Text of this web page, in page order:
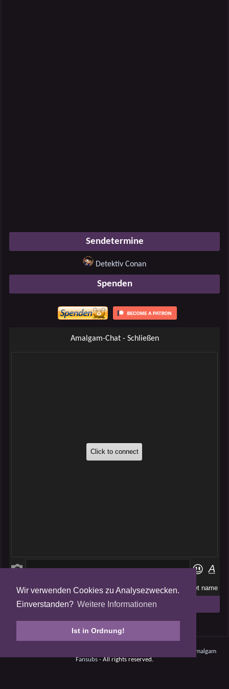
Wir verwenden Cookies zu Analysezwecken.
Einverstanden? Weitere Informationen
Ist in Ordnung!
Sendetermine
Detektiv Conan
Spenden
Amalgam-Chat - Schließen
Folge uns auf
Tweets by AmalgamFansubs
Amalgam
Fansubs- All rights reserved.